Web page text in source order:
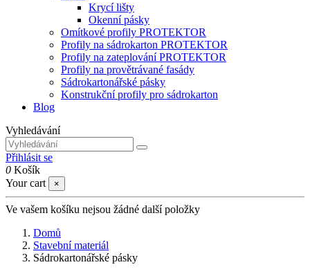
Krycí lišty
Okenní pásky
Omítkové profily PROTEKTOR
Profily na sádrokarton PROTEKTOR
Profily na zateplování PROTEKTOR
Profily na provětrávané fasády
Sádrokartonářské pásky
Konstrukční profily pro sádrokarton
Blog
Vyhledávání
Přihlásit se
0 Košík
Your cart
×
Ve vašem košíku nejsou žádné další položky
Domů
Stavební materiál
Sádrokartonářské pásky